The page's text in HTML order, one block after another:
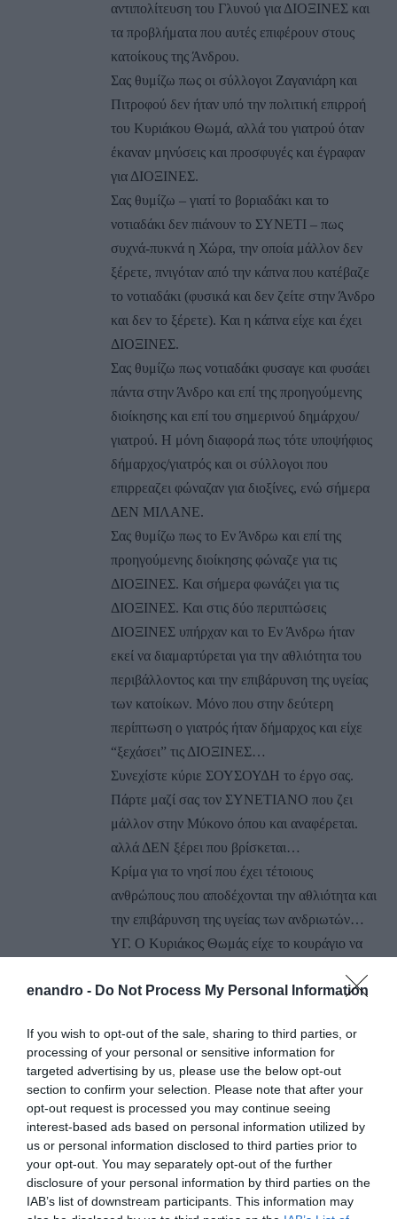
enandro - Do Not Process My Personal Information
If you wish to opt-out of the sale, sharing to third parties, or
processing of your personal or sensitive information for
targeted advertising by us, please use the below opt-out
section to confirm your selection. Please note that after your
opt-out request is processed you may continue seeing
interest-based ads based on personal information utilized by
us or personal information disclosed to third parties prior to
your opt-out. You may separately opt-out of the further
disclosure of your personal information by third parties on the
IAB’s list of downstream participants. This information may
αντιπολίτευση του Γλυνού για ΔΙΟΞΙΝΕΣ και
τα προβλήματα που αυτές επιφέρουν στους
κατοίκους της Άνδρου.
Σας θυμίζω πως οι σύλλογοι Ζαγανιάρη και
Πιτροφού δεν ήταν υπό την πολιτική επιρροή
του Κυριάκου Θωμά, αλλά του γιατρού όταν
έκαναν μηνύσεις και προσφυγές και έγραφαν
για ΔΙΟΞΙΝΕΣ.
Σας θυμίζω – γιατί το βοριαδάκι και το
νοτιαδάκι δεν πιάνουν το ΣΥΝΕΤΙ – πως
συχνά-πυκνά η Χώρα, την οποία μάλλον δεν
ξέρετε, πνιγόταν από την κάπνα που κατέβαζε
το νοτιαδάκι (φυσικά και δεν ζείτε στην Άνδρο
και δεν το ξέρετε). Και η κάπνα είχε και έχει
ΔΙΟΞΙΝΕΣ.
Σας θυμίζω πως νοτιαδάκι φυσαγε και φυσάει
πάντα στην Άνδρο και επί της προηγούμενης
διοίκησης και επί του σημερινού δημάρχου/
γιατρού. Η μόνη διαφορά πως τότε υποψήφιος
δήμαρχος/γιατρός και οι σύλλογοι που
επιρρεαζει φώναζαν για διοξίνες, ενώ σήμερα
ΔΕΝ ΜΙΛΑΝΕ.
Σας θυμίζω πως το Εν Άνδρω και επί της
προηγούμενης διοίκησης φώναζε για τις
ΔΙΟΞΙΝΕΣ. Και σήμερα φωνάζει για τις
ΔΙΟΞΙΝΕΣ. Και στις δύο περιπτώσεις
ΔΙΟΞΙΝΕΣ υπήρχαν και το Εν Άνδρω ήταν
εκεί να διαμαρτύρεται για την αθλιότητα του
περιβάλλοντος και την επιβάρυνση της υγείας
των κατοίκων. Μόνο που στην δεύτερη
περίπτωση ο γιατρός ήταν δήμαρχος και είχε
“ξεχάσει” τις ΔΙΟΞΙΝΕΣ…
Συνεχίστε κύριε ΣΟΥΣΟΥΔΗ το έργο σας.
Πάρτε μαζί σας τον ΣΥΝΕΤΙΑΝΟ που ζει
μάλλον στην Μύκονο όπου και αναφέρεται.
αλλά ΔΕΝ ξέρει που βρίσκεται…
Κρίμα για το νησί που έχει τέτοιους
ανθρώπους που αποδέχονται την αθλιότητα και
την επιβάρυνση της υγείας των ανδριωτών…
ΥΓ. Ο Κυριάκος Θωμάς είχε το κουράγιο να
από την πολιτική μην αντέχοντας την αποτυχία
Αυτό είναι το δικό σας επίπεδο και του
Σουσούδη. Κρίμα για την Άνδρο…
ΑΠΆΝΤΗΣΗ
Ο/ΗΧωραιτης
24/11/2018 στις 16:47